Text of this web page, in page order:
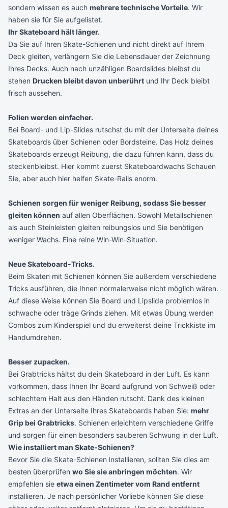
sondern wissen es auch mehrere technische Vorteile. Wir
haben sie für Sie aufgelistet.
Ihr Skateboard hält länger.
Da Sie auf Ihren Skate-Schienen und nicht direkt auf Ihrem
Deck gleiten, verlängern Sie die Lebensdauer der Zeichnung
Ihres Decks. Auch nach unzähligen Boardslides bleibst du
stehen Drucken bleibt davon unberührt und Ihr Deck bleibt
frisch aussehen.
Folien werden einfacher.
Bei Board- und Lip-Slides rutschst du mit der Unterseite deines
Skateboards über Schienen oder Bordsteine. Das Holz deines
Skateboards erzeugt Reibung, die dazu führen kann, dass du
steckenbleibst. Hier kommt zuerst Skateboardwachs Schauen
Sie, aber auch hier helfen Skate-Rails enorm.
Schienen sorgen für weniger Reibung, sodass Sie besser
gleiten können auf allen Oberflächen. Sowohl Metallschienen
als auch Steinleisten gleiten reibungslos und Sie benötigen
weniger Wachs. Eine reine Win-Win-Situation.
Neue Skateboard-Tricks.
Beim Skaten mit Schienen können Sie außerdem verschiedene
Tricks ausführen, die Ihnen normalerweise nicht möglich wären.
Auf diese Weise können Sie Board und Lipslide problemlos in
schwache oder träge Grinds ziehen. Mit etwas Übung werden
Combos zum Kinderspiel und du erweiterst deine Trickkiste im
Handumdrehen.
Besser zupacken.
Bei Grabtricks hältst du dein Skateboard in der Luft. Es kann
vorkommen, dass Ihnen Ihr Board aufgrund von Schweiß oder
schlechtem Halt aus den Händen rutscht. Dank des kleinen
Extras an der Unterseite Ihres Skateboards haben Sie: mehr
Grip bei Grabtricks. Schienen erleichtern verschiedene Griffe
und sorgen für einen besonders sauberen Schwung in der Luft.
Wie installiert man Skate-Schienen?
Bevor Sie die Skate-Schienen installieren, sollten Sie dies am
besten überprüfen wo Sie sie anbringen möchten. Wir
empfehlen sie etwa einen Zentimeter vom Rand entfernt
installieren. Je nach persönlicher Vorliebe können Sie diese